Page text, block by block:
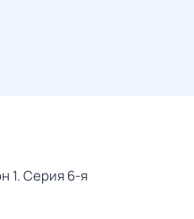
1. Серия 6-я